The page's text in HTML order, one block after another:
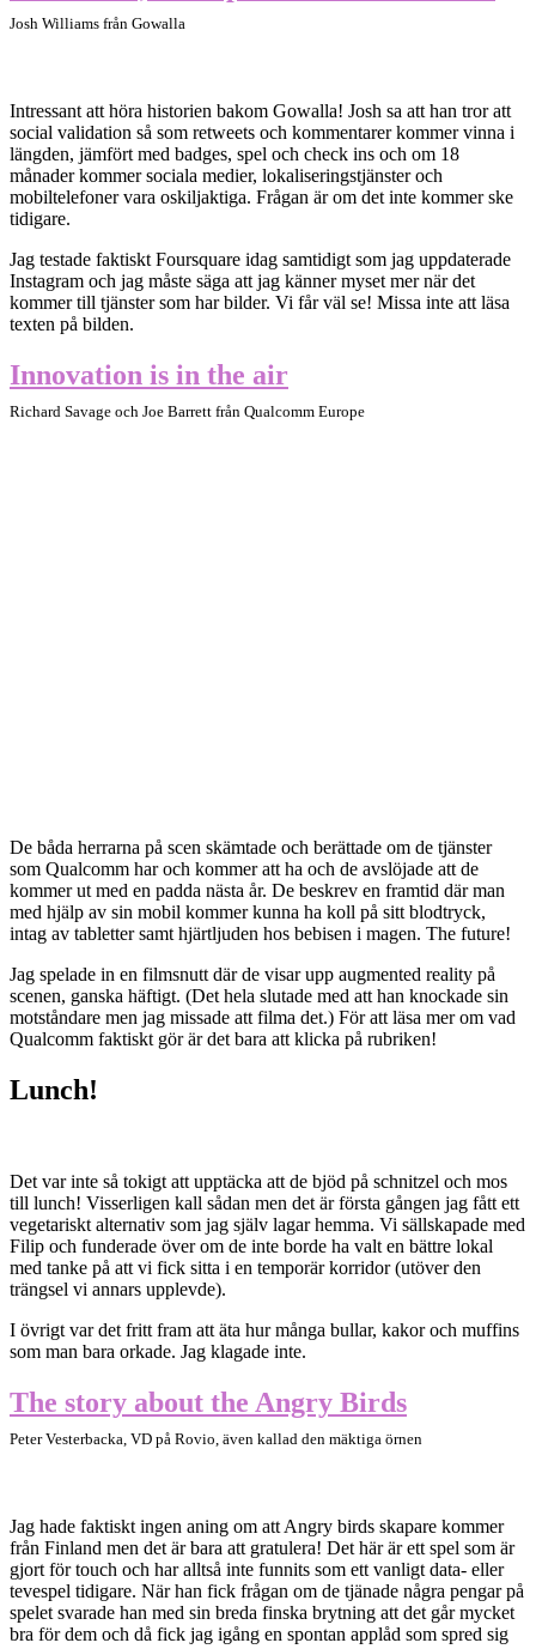
Josh Williams från Gowalla
Intressant att höra historien bakom Gowalla! Josh sa att han tror att
social validation så som retweets och kommentarer kommer vinna i
längden, jämfört med badges, spel och check ins och om 18
månader kommer sociala medier, lokaliseringstjänster och
mobiltelefoner vara oskiljaktiga. Frågan är om det inte kommer ske
tidigare.
Jag testade faktiskt Foursquare idag samtidigt som jag uppdaterade
Instagram och jag måste säga att jag känner myset mer när det
kommer till tjänster som har bilder. Vi får väl se! Missa inte att läsa
texten på bilden.
Innovation is in the air
Richard Savage och Joe Barrett från Qualcomm Europe
De båda herrarna på scen skämtade och berättade om de tjänster
som Qualcomm har och kommer att ha och de avslöjade att de
kommer ut med en padda nästa år. De beskrev en framtid där man
med hjälp av sin mobil kommer kunna ha koll på sitt blodtryck,
intag av tabletter samt hjärtljuden hos bebisen i magen. The future!
Jag spelade in en filmsnutt där de visar upp augmented reality på
scenen, ganska häftigt. (Det hela slutade med att han knockade sin
motståndare men jag missade att filma det.) För att läsa mer om vad
Qualcomm faktiskt gör är det bara att klicka på rubriken!
Lunch!
Det var inte så tokigt att upptäcka att de bjöd på schnitzel och mos
till lunch! Visserligen kall sådan men det är första gången jag fått ett
vegetariskt alternativ som jag själv lagar hemma. Vi sällskapade med
Filip och funderade över om de inte borde ha valt en bättre lokal
med tanke på att vi fick sitta i en temporär korridor (utöver den
trängsel vi annars upplevde).
I övrigt var det fritt fram att äta hur många bullar, kakor och muffins
som man bara orkade. Jag klagade inte.
The story about the Angry Birds
Peter Vesterbacka, VD på Rovio, även kallad den mäktiga örnen
Jag hade faktiskt ingen aning om att Angry birds skapare kommer
från Finland men det är bara att gratulera! Det här är ett spel som är
gjort för touch och har alltså inte funnits som ett vanligt data- eller
tevespel tidigare. När han fick frågan om de tjänade några pengar på
spelet svarade han med sin breda finska brytning att det går mycket
bra för dem och då fick jag igång en spontan applåd som spred sig